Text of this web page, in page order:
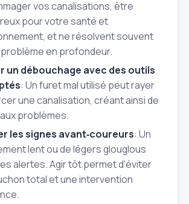
vos canalisations, être
pour votre santé et
et ne résolvent souvent
en profondeur.
un débouchage avec des outils
: Un furet mal utilisé peut rayer
une canalisation, créant ainsi de
problèmes.
les signes avant‑coureurs: Un
lent ou de légers glouglous
alertes. Agir tôt permet d'éviter
total et une intervention